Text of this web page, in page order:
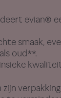
evian®
smaak,
oud**.